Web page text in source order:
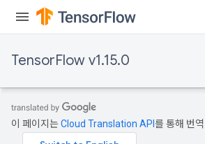
TensorFlow v1.15.0
이 페이지는Cloud Translation API 를 통해 번